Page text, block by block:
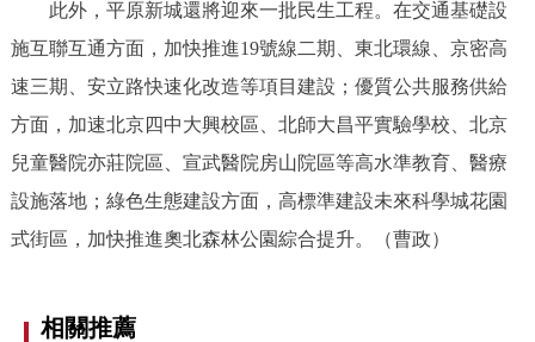
此外，平原新城還將迎來一批民生工程。在交通基礎設
施互聯互通方面，加快推進19號線二期、東北環線、京密高
速三期、安立路快速化改造等項目建設；優質公共服務供給
方面，加速北京四中大興校區、北師大昌平實驗學校、北京
兒童醫院亦莊院區、宣武醫院房山院區等高水準教育、醫療
設施落地；綠色生態建設方面，高標準建設未來科學城花園
式街區，加快推進奧北森林公園綜合提升。（曹政）
相關推薦